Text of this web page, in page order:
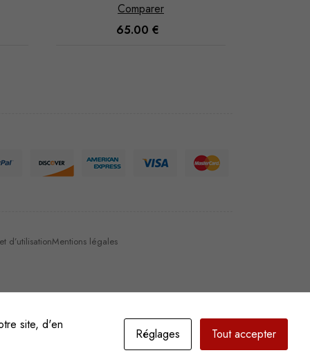
Comparer
70.00 €
d’utilisationMentions légales
site, d'en
Réglages Tout accepter